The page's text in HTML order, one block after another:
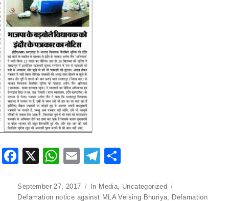
F
c
X
W
at
E
ai
T
e
ar
Posted
on
September 27, 2017 Categories
In Media, Uncategorized
Defamation notice against MLA Velsing Bhuriya, Defamation